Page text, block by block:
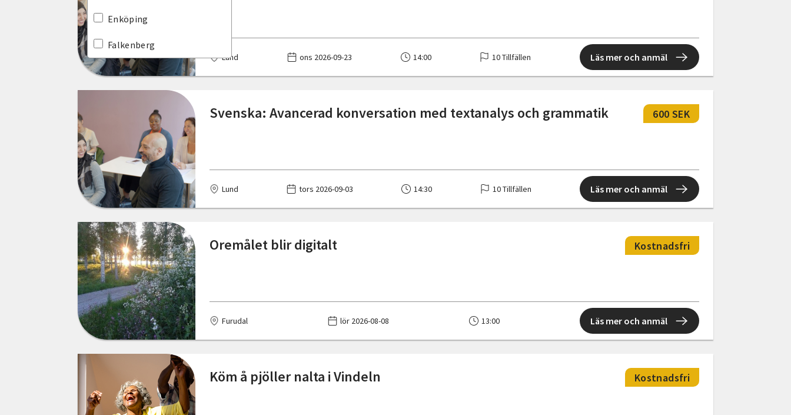
Norrbottens län
Skåne län
Stockholms län
Södermanlands län
Uppsala län
Värmlands län
Västernorrlands län
Västmanlands län
Västra Götalands län
Örebro län
Enköping
Falkenberg
Floda
Göteborg
Halmstad
Hammarstrand
Haparanda
Henån
Härnösand
Högsby
Karlshamn
Karlstad
Kristianstad
Kungsbacka
Kållekärr
Lund ons 2026-09-23 14:00 10 Tillfällen Läs mer och anmäl
Svenska: Avancerad konversation med textanalys och grammatik 600 SEK
Lund tors 2026-09-03 14:30 10 Tillfällen Läs mer och anmäl
Oremålet blir digitalt Kostnadsfri
Furudal lör 2026-08-08 13:00 Läs mer och anmäl
Köm å pjöller nalta i Vindeln Kostnadsfri